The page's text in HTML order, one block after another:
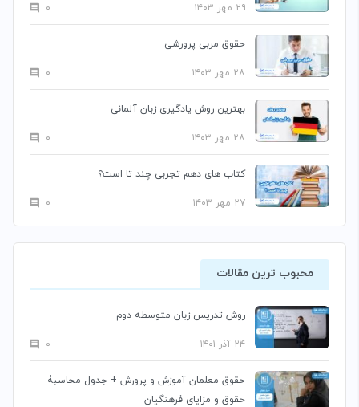
۲۹ مهر ۱۴۰۳ ۰
حقوق مربی پرورشی
۲۸ مهر ۱۴۰۳ ۰
بهترین روش یادگیری زبان آلمانی
۲۸ مهر ۱۴۰۳ ۰
کتاب های دهم تجربی چند تا است؟
۲۷ مهر ۱۴۰۳ ۰
محبوب ترین مقالات
روش تدریس زبان متوسطه دوم
۲۴ آذر ۱۴۰۱ ۰
حقوق معلمان آموزش و پرورش + جدول محاسبۀ
حقوق و مزایای فرهنگیان